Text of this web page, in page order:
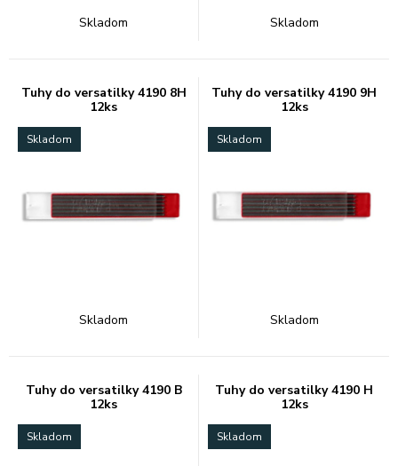
Skladom Skladom
Tuhy do versatilky 4190 8H
12ks
Skladom
Skladom
Tuhy do versatilky 4190 9H
12ks
Skladom
Skladom
Tuhy do versatilky 4190 B
12ks
Skladom
Tuhy do versatilky 4190 H
12ks
Skladom